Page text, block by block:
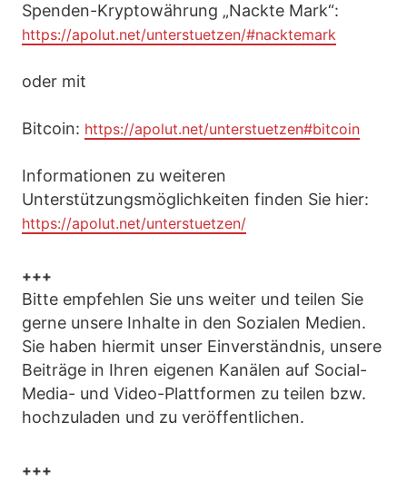
Spenden-Kryptowährung „Nackte Mark“:
https://apolut.net/unterstuetzen/#nacktemark
oder mit
Bitcoin: https://apolut.net/unterstuetzen#bitcoin
Informationen zu weiteren
Unterstützungsmöglichkeiten finden Sie hier:
https://apolut.net/unterstuetzen/
+++
Bitte empfehlen Sie uns weiter und teilen Sie
gerne unsere Inhalte in den Sozialen Medien.
Sie haben hiermit unser Einverständnis, unsere
Beiträge in Ihren eigenen Kanälen auf Social-
Media- und Video-Plattformen zu teilen bzw.
hochzuladen und zu veröffentlichen.
+++